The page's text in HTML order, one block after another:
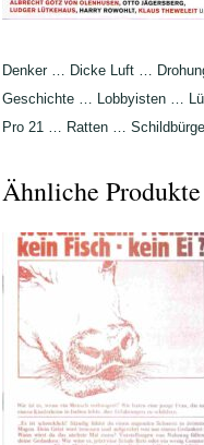
Denker … Dicke Luft …
Geschichte … Lobbyisten …
Pro 21 … Ratten …
Ähnliche Produkte